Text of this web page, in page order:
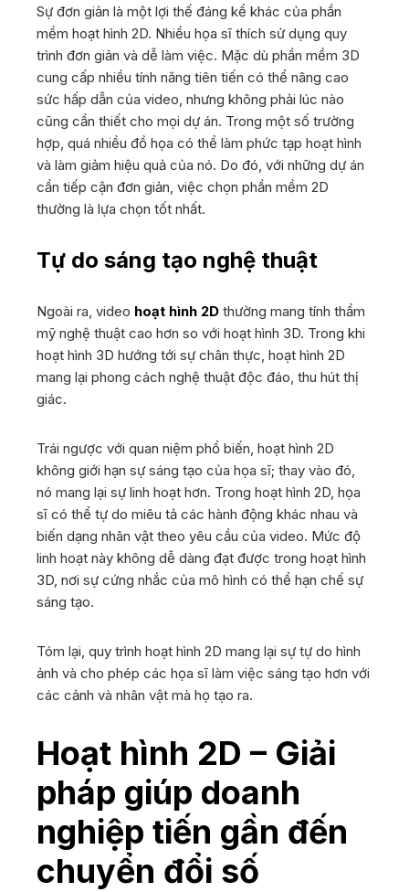
Sự đơn giản là một lợi thế đáng kể khác của phần
mềm hoạt hình 2D. Nhiều họa sĩ thích sử dụng quy
trình đơn giản và dễ làm việc. Mặc dù phần mềm 3D
cung cấp nhiều tính năng tiên tiến có thể nâng cao
sức hấp dẫn của video, nhưng không phải lúc nào
cũng cần thiết cho mọi dự án. Trong một số trường
hợp, quá nhiều đồ họa có thể làm phức tạp hoạt hình
và làm giảm hiệu quả của nó. Do đó, với những dự án
cần tiếp cận đơn giản, việc chọn phần mềm 2D
thường là lựa chọn tốt nhất.
Tự do sáng tạo nghệ thuật
Ngoài ra, video hoạt hình 2D thường mang tính thẩm
mỹ nghệ thuật cao hơn so với hoạt hình 3D. Trong khi
hoạt hình 3D hướng tới sự chân thực, hoạt hình 2D
mang lại phong cách nghệ thuật độc đáo, thu hút thị
giác.
Trái ngược với quan niệm phổ biến, hoạt hình 2D
không giới hạn sự sáng tạo của họa sĩ; thay vào đó,
nó mang lại sự linh hoạt hơn. Trong hoạt hình 2D, họa
sĩ có thể tự do miêu tả các hành động khác nhau và
biến dạng nhân vật theo yêu cầu của video. Mức độ
linh hoạt này không dễ dàng đạt được trong hoạt hình
3D, nơi sự cứng nhắc của mô hình có thể hạn chế sự
sáng tạo.
Tóm lại, quy trình hoạt hình 2D mang lại sự tự do hình
ảnh và cho phép các họa sĩ làm việc sáng tạo hơn với
các cảnh và nhân vật mà họ tạo ra.
Hoạt hình 2D – Giải
pháp giúp doanh
nghiệp tiến gần đến
chuyển đổi số